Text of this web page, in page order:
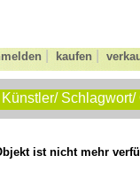
kaufen
Künstler/ Schlagwort/
ist nicht mehr